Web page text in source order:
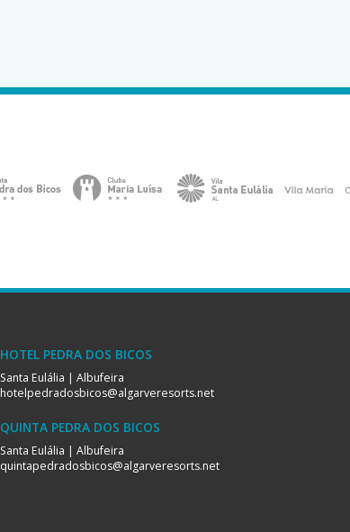
HOTEL PEDRA DOS BICOS
Santa Eulália | Albufeira
hotelpedradosbicos@algarveresorts.net
QUINTA PEDRA DOS BICOS
Santa Eulália | Albufeira
quintapedradosbicos@algarveresorts.net